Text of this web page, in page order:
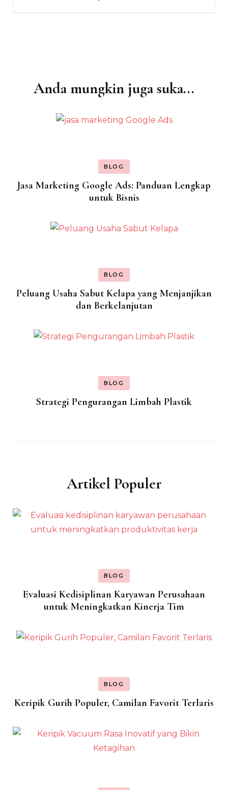
NavigasiAnda mungkin juga suka...
BLOG
Jasa Marketing Google Ads: Panduan Lengkap
untuk Bisnis
BLOG
Peluang Usaha Sabut Kelapa yang Menjanjikan
dan Berkelanjutan
BLOG
Strategi Pengurangan Limbah Plastik
Artikel Populer
BLOG
Evaluasi Kedisiplinan Karyawan Perusahaan
untuk Meningkatkan Kinerja Tim
BLOG
Keripik Gurih Populer, Camilan Favorit Terlaris